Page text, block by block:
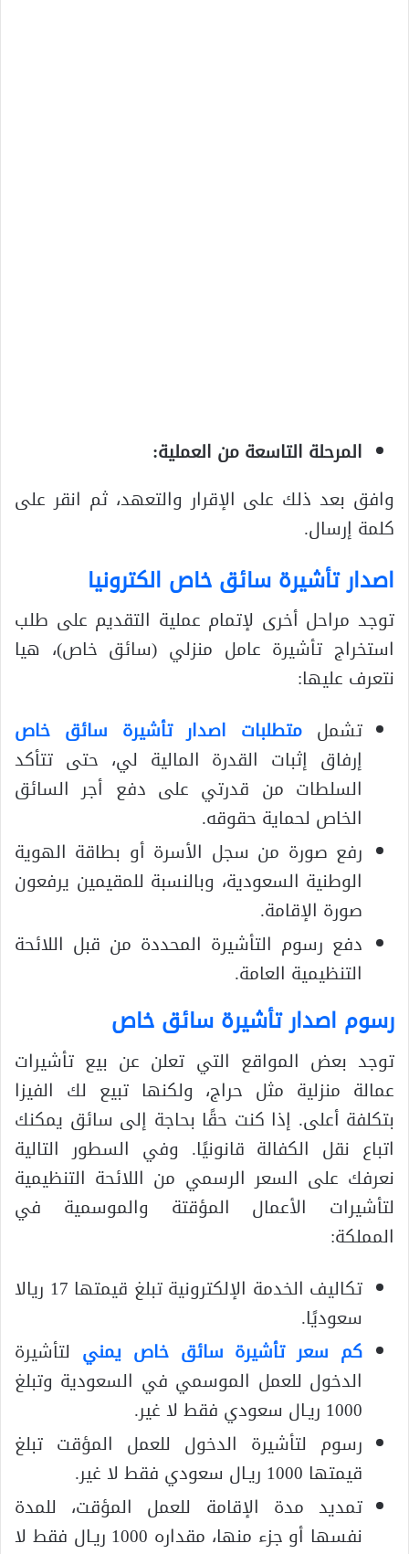
المرحلة التاسعة من العملية:
وافق بعد ذلك على الإقرار والتعهد، ثم انقر على
كلمة إرسال.
اصدار تأشيرة سائق خاص الكترونيا
توجد مراحل أخرى لإتمام عملية التقديم على طلب
استخراج تأشيرة عامل منزلي (سائق خاص)، هيا
نتعرف عليها:
تشمل متطلبات اصدار تأشيرة سائق خاص
إرفاق إثبات القدرة المالية لي، حتى تتأكد
السلطات من قدرتي على دفع أجر السائق
الخاص لحماية حقوقه.
رفع صورة من سجل الأسرة أو بطاقة الهوية
الوطنية السعودية، وبالنسبة للمقيمين يرفعون
صورة الإقامة.
دفع رسوم التأشيرة المحددة من قبل اللائحة
التنظيمية العامة.
رسوم اصدار تأشيرة سائق خاص
توجد بعض المواقع التي تعلن عن بيع تأشيرات
عمالة منزلية مثل حراج، ولكنها تبيع لك الفيزا
بتكلفة أعلى. إذا كنت حقًا بحاجة إلى سائق يمكنك
اتباع نقل الكفالة قانونيًا. وفي السطور التالية
نعرفك على السعر الرسمي من اللائحة التنظيمية
لتأشيرات الأعمال المؤقتة والموسمية في
المملكة:
تكاليف الخدمة الإلكترونية تبلغ قيمتها 17 ريالا
سعوديًا.
كم سعر تأشيرة سائق خاص يمني لتأشيرة
الدخول للعمل الموسمي في السعودية وتبلغ
1000 ريـال سعودي فقط لا غير.
رسوم لتأشيرة الدخول للعمل المؤقت تبلغ
قيمتها 1000 ريـال سعودي فقط لا غير.
تمديد مدة الإقامة للعمل المؤقت، للمدة
نفسها أو جزء منها، مقداره 1000 ريـال فقط لا